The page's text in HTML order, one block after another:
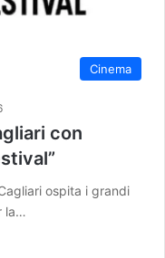
Cinema
con
ospita i grandi
la…